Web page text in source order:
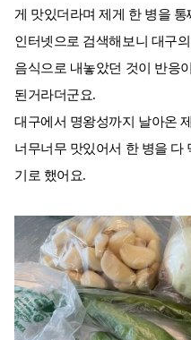
게 맛있더라며 제게 한 병을 통
인터넷으로 검색해보니 대구
음식으로 내놓았던 것이 반응
된거라더군요.
대구에서 명왕성까지 날아온
너무너무 맛있어서 한 병을 다
기로 했어요.